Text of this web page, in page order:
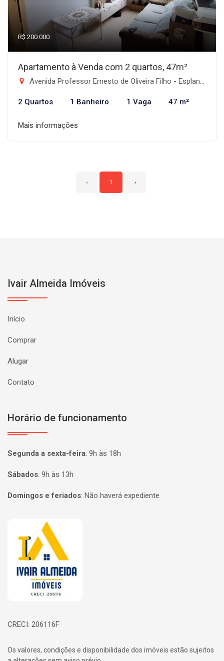
R$ 200.000
Apartamento à Venda com 2 quartos, 47m²
Avenida Professor Ernesto de Oliveira Filho - Esplanada Independência, Taubaté-SP
2 Quartos 1 Banheiro 1 Vaga 47 m²
Mais informações
‹ 1 ›
Ivair Almeida Imóveis
Início
Comprar
Alugar
Contato
Horário de funcionamento
Segunda a sexta-feira: 9h às 18h
Sábados: 9h às 13h
Domingos e feriados: Não haverá expediente
Página inicial
CRECI: 206116F
Os valores, condições e disponibilidade dos imóveis estão sujeitos